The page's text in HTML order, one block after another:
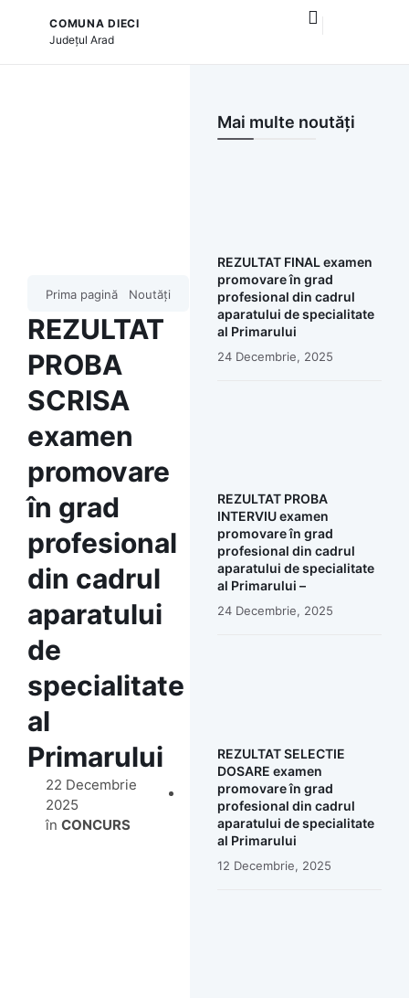
COMUNA DIECI
JudețulArad
Prima pagină Noutăți
REZULTAT
PROBA
SCRISA
examen
promovare
în grad
profesional
din cadrul
aparatului
de
specialitate
al
Primarului
22 Decembrie
2025
în CONCURS
Mai multe noutăți
REZULTAT FINAL examen
promovare în grad
profesional din cadrul
aparatului de specialitate
al Primarului
24 Decembrie, 2025
REZULTAT PROBA
INTERVIU examen
promovare în grad
profesional din cadrul
aparatului de specialitate
al Primarului –
24 Decembrie, 2025
REZULTAT SELECTIE
DOSARE examen
promovare în grad
profesional din cadrul
aparatului de specialitate
al Primarului
12 Decembrie, 2025